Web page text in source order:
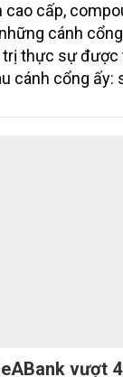
cấp,
cánh
trị thực sự được
cánh cổng ấy:
riêng cho họ.
vượt